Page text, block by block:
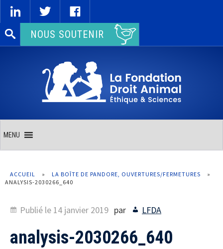
Rechercher :NOUS SOUTENIR
MENU
ACCUEIL » LA BOÎTE DE PANDORE, OUVERTURES/FERMETURES
»
ANALYSIS-2030266_640
Publié le 14 janvier 2019 par LFDA
analysis-2030266_640